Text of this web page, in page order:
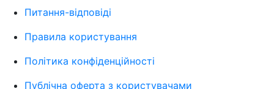
Питання-відповіді
Правила користування
Політика конфіденційності
Публічна оферта з користувачами